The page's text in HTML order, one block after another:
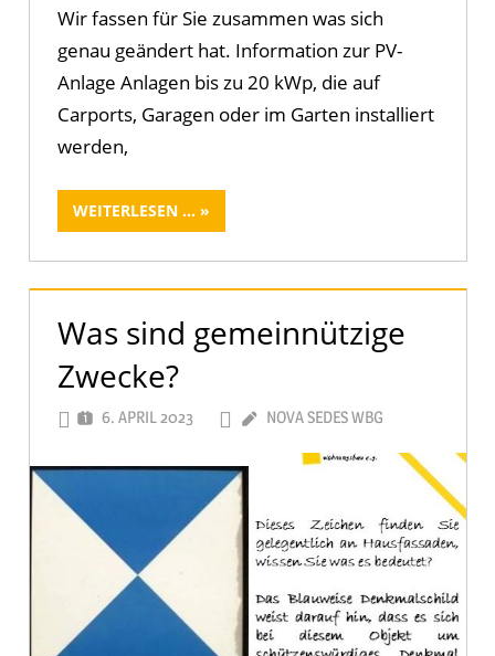
Wir fassen für Sie zusammen was sich
genau geändert hat. Information zur PV-
Anlage Anlagen bis zu 20 kWp, die auf
Carports, Garagen oder im Garten installiert
werden,
WEITERLESEN ...
Was sind gemeinnützige
Zwecke?
6. APRIL 2023 NOVA SEDES WBG